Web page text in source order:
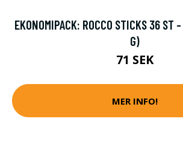
EKONOMIPACK: ROCCO STICKS 36 ST
G)
71 SEK
MER INFO!